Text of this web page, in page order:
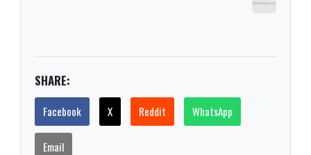
SHARE:
Facebook X Reddit WhatsApp
Email